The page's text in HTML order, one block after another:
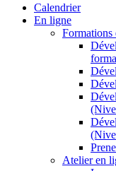
Calendrier
En ligne
Formations
Atelier en